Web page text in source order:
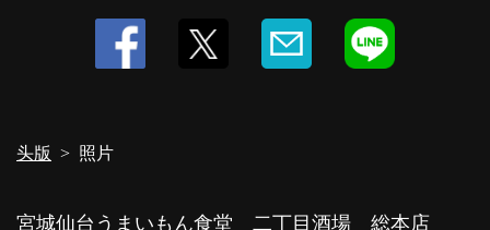
头版 照片
宮城仙台うまいもん食堂 二丁目酒場 総本店